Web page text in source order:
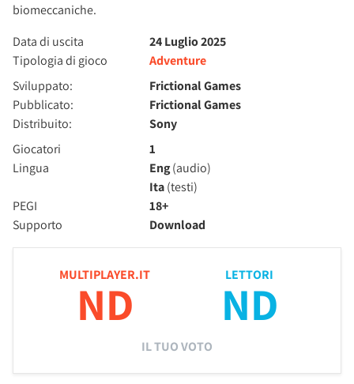
biomeccaniche.
Data di uscita
24 Luglio 2025
Tipologia di gioco
Adventure
Sviluppato:
Frictional Games
Pubblicato:
Frictional Games
Distribuito:
Sony
Giocatori
1
Lingua
Eng(audio)
Ita(testi)
PEGI
18+
Supporto
Download
MULTIPLAYER.IT
ND
LETTORI
ND
IL TUO VOTO